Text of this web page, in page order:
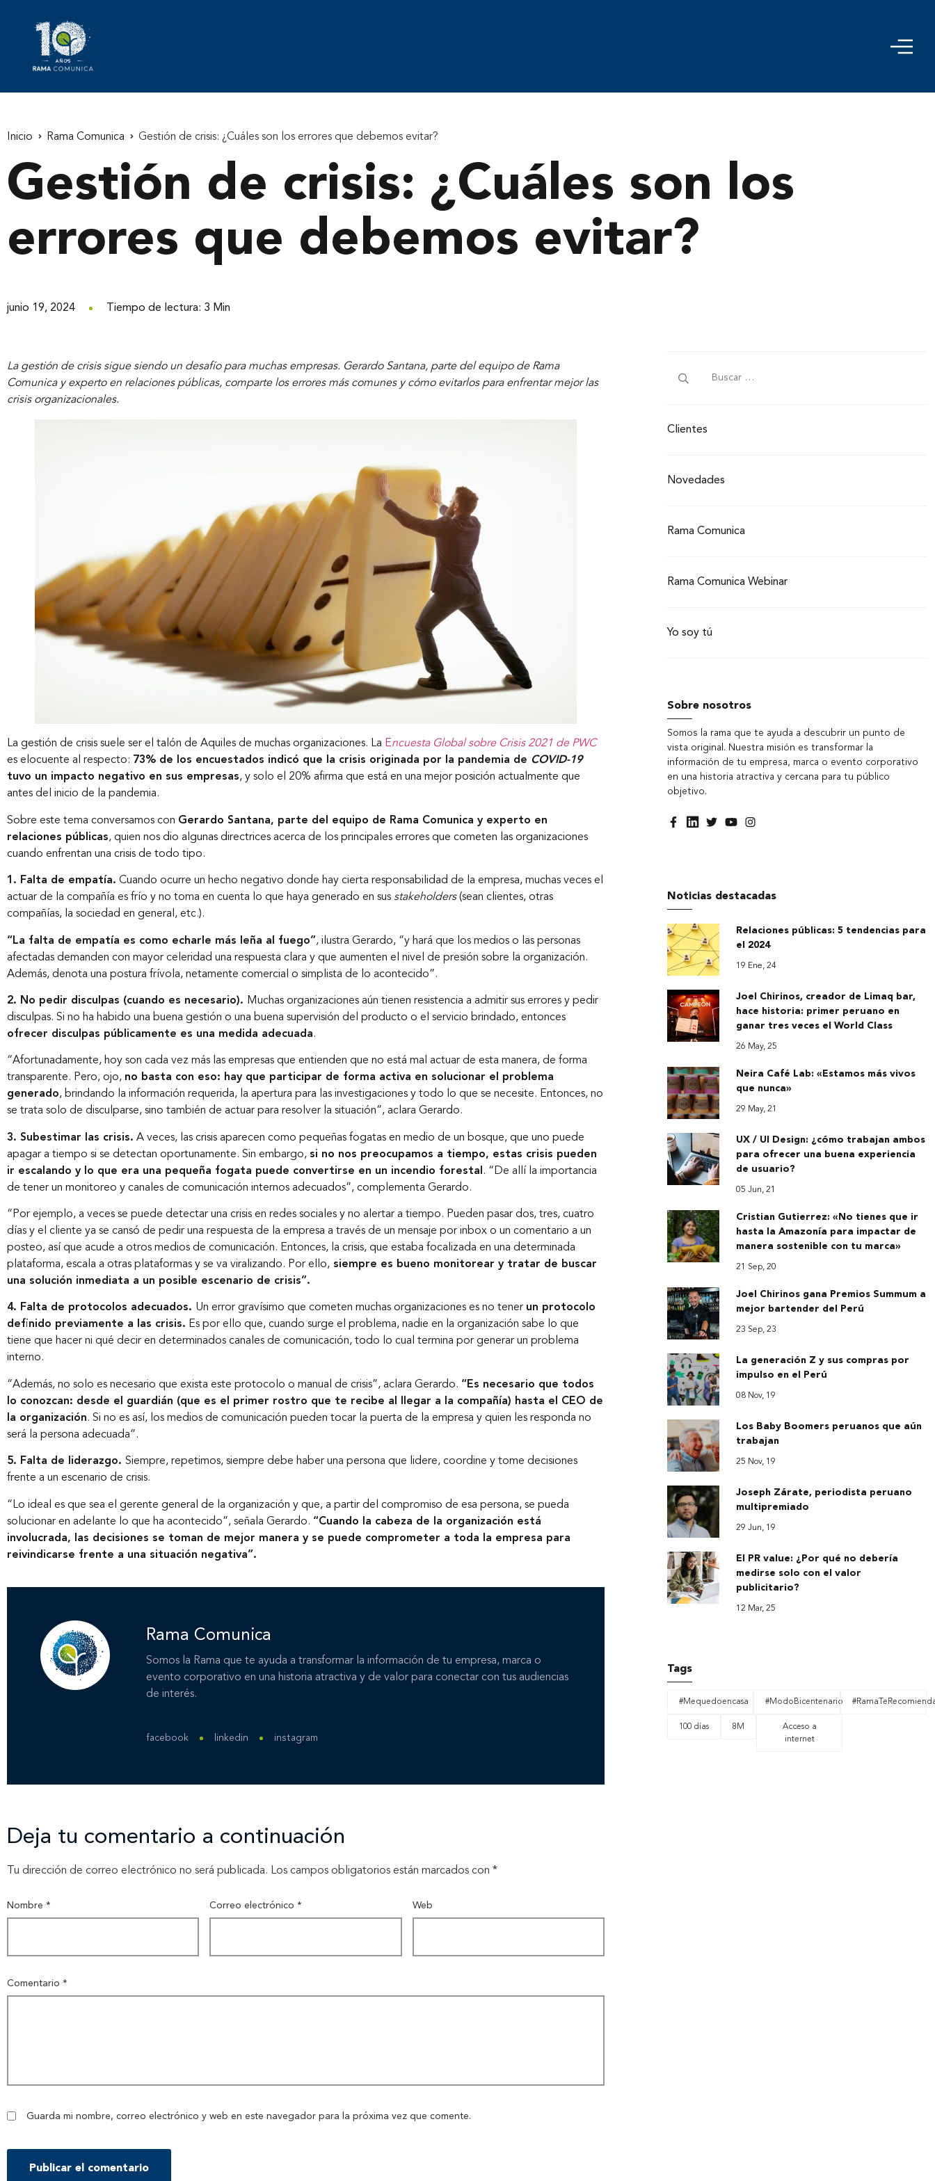
Inicio
Nosotros
Nuestros servicios
Nuestros clientes
Novedades
Contáctanos
Inicio Rama Comunica Gestión de crisis: ¿Cuáles son los errores que debemos evitar?
Gestión de crisis: ¿Cuáles son los
errores que debemos evitar?
junio 19, 2024 Tiempo de lectura: 3 Min
La gestión de crisis sigue siendo un desafío para muchas empresas. Gerardo Santana, parte del equipo de Rama
Comunica y experto en relaciones públicas, comparte los errores más comunes y cómo evitarlos para enfrentar mejor las
crisis organizacionales.
La gestión de crisis suele ser el talón de Aquiles de muchas organizaciones. La Encuesta Global sobre Crisis 2021 de PWC
es elocuente al respecto: 73% de los encuestados indicó que la crisis originada por la pandemia de COVID-19
tuvo un impacto negativo en sus empresas, y solo el 20% afirma que está en una mejor posición actualmente que
antes del inicio de la pandemia.
Sobre este tema conversamos con Gerardo Santana, parte del equipo de Rama Comunica y experto en
relaciones públicas, quien nos dio algunas directrices acerca de los principales errores que cometen las organizaciones
cuando enfrentan una crisis de todo tipo.
1. Falta de empatía. Cuando ocurre un hecho negativo donde hay cierta responsabilidad de la empresa, muchas veces el
actuar de la compañía es frío y no toma en cuenta lo que haya generado en sus stakeholders(sean clientes, otras
compañías, la sociedad en general, etc.).
“La falta de empatía es como echarle más leña al fuego”, ilustra Gerardo, “y hará que los medios o las personas
afectadas demanden con mayor celeridad una respuesta clara y que aumenten el nivel de presión sobre la organización.
Además, denota una postura frívola, netamente comercial o simplista de lo acontecido”.
2. No pedir disculpas (cuando es necesario). Muchas organizaciones aún tienen resistencia a admitir sus errores y pedir
disculpas. Si no ha habido una buena gestión o una buena supervisión del producto o el servicio brindado, entonces
ofrecer disculpas públicamente es una medida adecuada.
“Afortunadamente, hoy son cada vez más las empresas que entienden que no está mal actuar de esta manera, de forma
transparente. Pero, ojo, no basta con eso: hay que participar de forma activa en solucionar el problema
generado, brindando la información requerida, la apertura para las investigaciones y todo lo que se necesite. Entonces, no
se trata solo de disculparse, sino también de actuar para resolver la situación”, aclara Gerardo.
3. Subestimar las crisis. A veces, las crisis aparecen como pequeñas fogatas en medio de un bosque, que uno puede
apagar a tiempo si se detectan oportunamente. Sin embargo, si no nos preocupamos a tiempo, estas crisis pueden
ir escalando y lo que era una pequeña fogata puede convertirse en un incendio forestal . “De allí la importancia
de tener un monitoreo y canales de comunicación internos adecuados”, complementa Gerardo.
“Por ejemplo, a veces se puede detectar una crisis en redes sociales y no alertar a tiempo. Pueden pasar dos, tres, cuatro
días y el cliente ya se cansó de pedir una respuesta de la empresa a través de un mensaje por inbox o un comentario a un
posteo, así que acude a otros medios de comunicación. Entonces, la crisis, que estaba focalizada en una determinada
plataforma, escala a otras plataformas y se va viralizando. Por ello, siempre es bueno monitorear y tratar de buscar
una solución inmediata a un posible escenario de crisis”.
4. Falta de protocolos adecuados. Un error gravísimo que cometen muchas organizaciones es no tener un protocolo
definido previamente a las crisis. Es por ello que, cuando surge el problema, nadie en la organización sabe lo que
tiene que hacer ni qué decir en determinados canales de comunicación, todo lo cual termina por generar un problema
interno.
“Además, no solo es necesario que exista este protocolo o manual de crisis”, aclara Gerardo. “Es necesario que todos
lo conozcan: desde el guardián (que es el primer rostro que te recibe al llegar a la compañía) hasta el CEO de
la organización. Si no es así, los medios de comunicación pueden tocar la puerta de la empresa y quien les responda no
será la persona adecuada”.
5. Falta de liderazgo. Siempre, repetimos, siempre debe haber una persona que lidere, coordine y tome decisiones
frente a un escenario de crisis.
“Lo ideal es que sea el gerente general de la organización y que, a partir del compromiso de esa persona, se pueda
solucionar en adelante lo que ha acontecido”, señala Gerardo. “Cuando la cabeza de la organización está
involucrada, las decisiones se toman de mejor manera y se puede comprometer a toda la empresa para
reivindicarse frente a una situación negativa”.
Rama Comunica
Somos la Rama que te ayuda a transformar la información de tu empresa, marca o
evento corporativo en una historia atractiva y de valor para conectar con tus audiencias
de interés.
facebook linkedin instagram
Deja tu comentario a continuación
Tu dirección de correo electrónico no será publicada. Los campos obligatorios están marcados con *
Comentario *
Nombre * Correo electrónico* Web
Guarda mi nombre, correo electrónico y web en este navegador para la próxima vez que comente.
Clientes
Novedades
Rama Comunica
Rama Comunica Webinar
Yo soy tú
Sobre nosotros
Somos la rama que te ayuda a descubrir un punto de
vista original. Nuestra misión es transformar la
información de tu empresa, marca o evento corporativo
en una historia atractiva y cercana para tu público
objetivo.
Noticias destacadas
Relaciones públicas: 5 tendencias para
el 2024
19 Ene, 24
Joel Chirinos, creador de Limaq bar,
hace historia: primer peruano en
ganar tres veces el World Class
26 May, 25
Neira Café Lab: «Estamos más vivos
que nunca»
29 May, 21
UX / UI Design: ¿cómo trabajan ambos
para ofrecer una buena experiencia
de usuario?
05 Jun, 21
Cristian Gutierrez: «No tienes que ir
hasta la Amazonía para impactar de
manera sostenible con tu marca»
21 Sep, 20
Joel Chirinos gana Premios Summum a
mejor bartender del Perú
23 Sep, 23
La generación Z y sus compras por
impulso en el Perú
08 Nov, 19
Los Baby Boomers peruanos que aún
trabajan
25 Nov, 19
Joseph Zárate, periodista peruano
multipremiado
29 Jun, 19
El PR value: ¿Por qué no debería
medirse solo con el valor
publicitario?
12 Mar, 25
Tags
#Mequedoencasa #ModoBicentenario
100 días 8M
Acceso a
internet